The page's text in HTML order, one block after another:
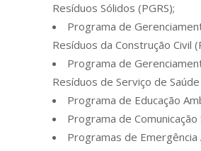
Resíduos Sólidos (PGRS);
Programa de
Resíduos da Construção Civil
Programa de
Resíduos de Serviço de Saúde
Programa de Educação
Programa de Comunicação
Programas de Emergência